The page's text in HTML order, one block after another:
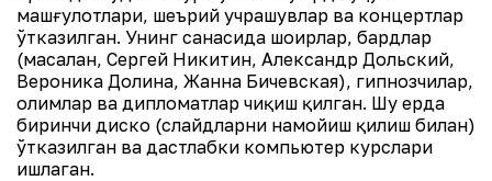
машғулотлари, шеърий учрашувлар ва концертлар
ўтказилган. Унинг саҳнасида шоирлар, бардлар
(масалан, Сергей Никитин, Александр Дольский,
Вероника Долина, Жанна Бичевская), гипнозчилар,
олимлар ва дипломатлар чиқиш қилган. Шу ерда
биринчи диско (слайдларни намойиш қилиш билан)
ўтказилган ва дастлабки компьютер курслари
ишлаган.